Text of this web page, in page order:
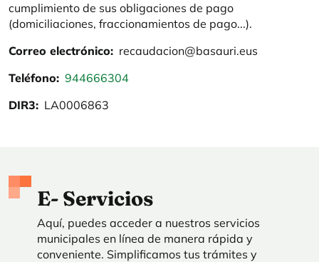
cumplimiento de sus obligaciones de pago
(domiciliaciones, fraccionamientos de pago...).
Correo electrónico
recaudacion@basauri.eus
Teléfono
944666304
DIR3
LA0006863
E- Servicios
Aquí, puedes acceder a nuestros servicios
municipales en línea de manera rápida y
conveniente. Simplificamos tus trámites y